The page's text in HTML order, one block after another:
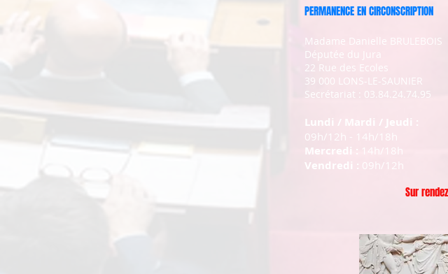
PERMANENCE EN CIRCONSCRIPTION
Madame Danielle BRULEBOIS
Députée du Jura
22 Rue des Ecoles
39 000 LONS-LE-SAUNIER
Secrétariat : 03.84.24.74.95
Lundi / Mardi / Jeudi :
09h/12h - 14h/18h
Mercredi : 14h/18h
Vendredi : 09h/12h
Sur